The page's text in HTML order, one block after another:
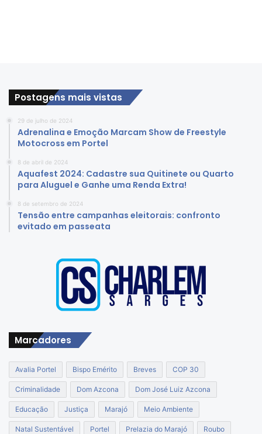
Postagens mais vistas
29 de julho de 2024
Adrenalina e Emoção Marcam Show de Freestyle
Motocross em Portel
8 de abril de 2024
Aquafest 2024: Cadastre sua Quitinete ou Quarto
para Aluguel e Ganhe uma Renda Extra!
8 de setembro de 2024
Tensão entre campanhas eleitorais: confronto
evitado em passeata
Marcadores
Avalia Portel Bispo Emérito Breves COP 30
Criminalidade Dom Azcona Dom José Luiz Azcona
Educação Justiça Marajó Meio Ambiente
Natal Sustentável Portel Prelazia do Marajó Roubo